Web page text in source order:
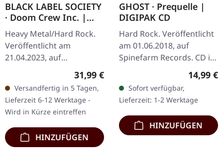
BLACK LABEL SOCIETY
· Doom Crew Inc. |
WHITE 2LP
Heavy Metal/Hard Rock.
Veröffentlicht am
21.04.2023, auf
Spinefarm. Weiße Doppel-
LP im Gatefold-Cover.
Black Label Society liefern
mit „Doom Crew Inc…
Regulärer Preis:
31,99 €
Versandfertig in 5 Tagen,
Lieferzeit 6-12 Werktage -
Wird in Kürze eintreffen
HINZUFÜGEN
GHOST · Prequelle |
DIGIPAK CD
Hard Rock. Veröffentlicht
am 01.06.2018, auf
Spinefarm Records. CD im
DigiPak. Prequelle stellt
ein besonderes Kapitel in
der Diskografie von
Ghost…
14,99 €
Sofort verfügbar,
Lieferzeit: 1-2 Werktage
HINZUFÜGEN